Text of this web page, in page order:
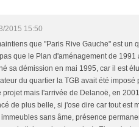
2015 15:50
que "Paris Rive Gauche" est un
que le Plan d'aménagement de 1991
sa démission en mai 1995, car il est
du quartier la TGB avait été imposé
projet mais l'arrivée de Delanoë, en
de plus belle, si j'ose dire car tout est
sans âme, présence